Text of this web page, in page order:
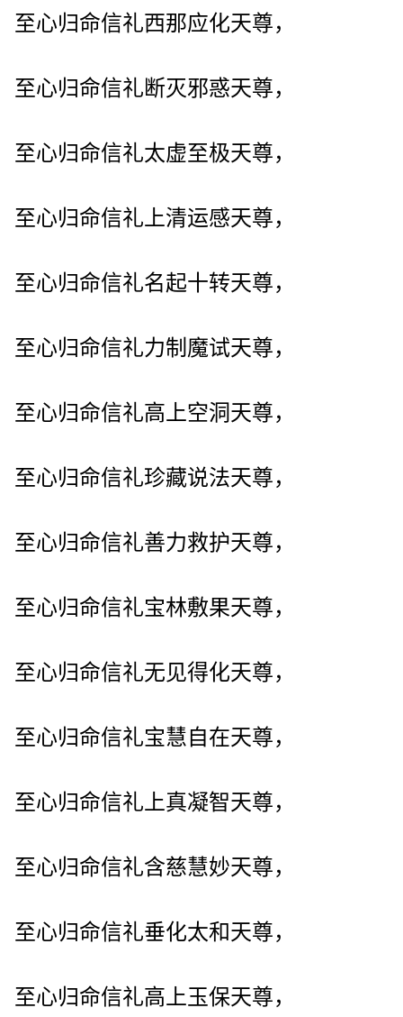
至心归命信礼西那应化天尊，
至心归命信礼断灭邪惑天尊，
至心归命信礼太虚至极天尊，
至心归命信礼上清运感天尊，
至心归命信礼名起十转天尊，
至心归命信礼力制魔试天尊，
至心归命信礼高上空洞天尊，
至心归命信礼珍藏说法天尊，
至心归命信礼善力救护天尊，
至心归命信礼宝林敷果天尊，
至心归命信礼无见得化天尊，
至心归命信礼宝慧自在天尊，
至心归命信礼上真凝智天尊，
至心归命信礼含慈慧妙天尊，
至心归命信礼垂化太和天尊，
至心归命信礼高上玉保天尊，